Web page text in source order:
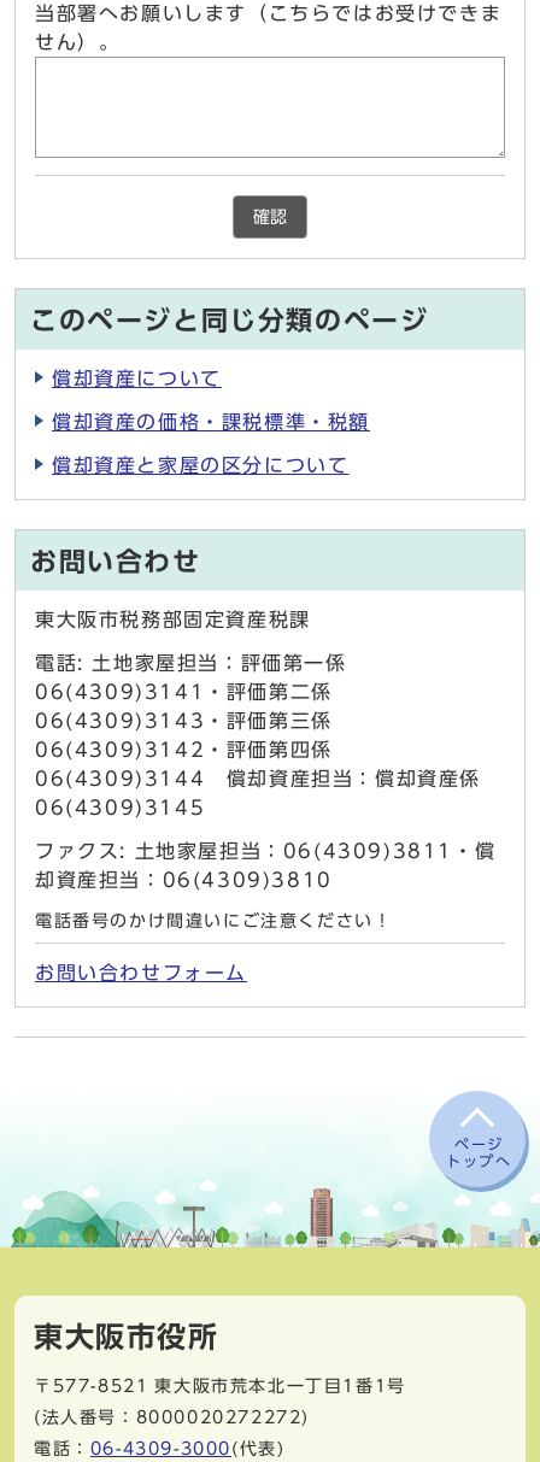
当部署へお願いします（こちらではお受けできま
せん）。
確認
このページと同じ分類のページ
償却資産について
償却資産の価格・課税標準・税額
償却資産と家屋の区分について
お問い合わせ
東大阪市税務部固定資産税課
電話: 土地家屋担当：評価第一係
06(4309)3141・評価第二係
06(4309)3143・評価第三係
06(4309)3142・評価第四係
06(4309)3144 償却資産担当：償却資産係
06(4309)3145
ファクス: 土地家屋担当：06(4309)3811・償
却資産担当：06(4309)3810
電話番号のかけ間違いにご注意ください！
お問い合わせフォーム
ページ
トップへ
東大阪市役所
〒577-8521
東大阪市荒本北一丁目1番1号
(法人番号：8000020272272)
電話： 06-4309-3000 (代表)